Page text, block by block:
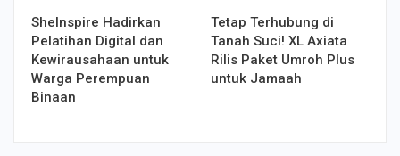
SheInspire Hadirkan
Pelatihan Digital dan
Kewirausahaan untuk
Warga Perempuan
Binaan
Tetap Terhubung di
Tanah Suci! XL Axiata
Rilis Paket Umroh Plus
untuk Jamaah